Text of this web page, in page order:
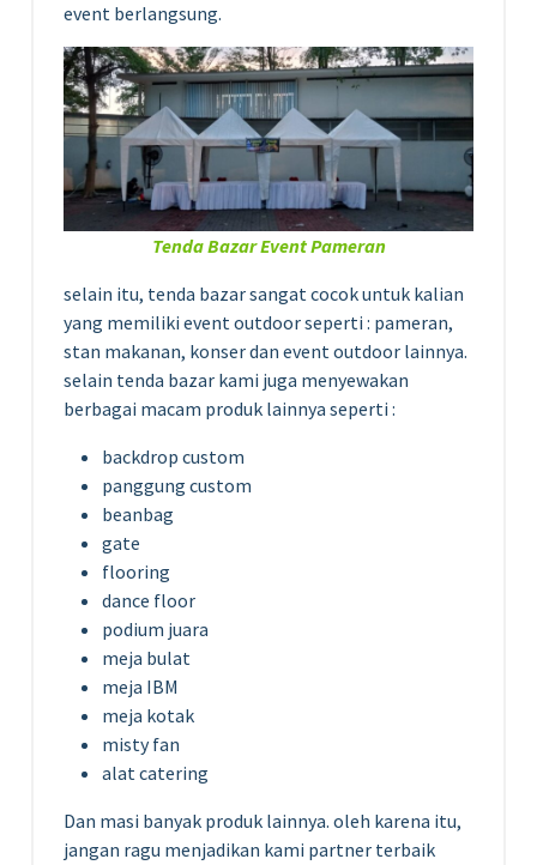
event berlangsung.
Tenda Bazar Event Pameran
selain itu, tenda bazar sangat cocok untuk kalian
yang memiliki event outdoor seperti : pameran,
stan makanan, konser dan event outdoor lainnya.
selain tenda bazar kami juga menyewakan
berbagai macam produk lainnya seperti :
backdrop custom
panggung custom
beanbag
gate
flooring
dance floor
podium juara
meja bulat
meja IBM
meja kotak
misty fan
alat catering
Dan masi banyak produk lainnya. oleh karena itu,
jangan ragu menjadikan kami partner terbaik